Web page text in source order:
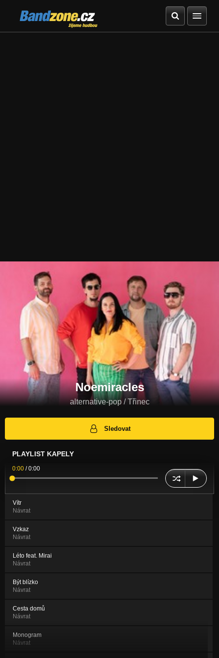
Bandzone.cz
žijeme hudbou
Noemiracles
alternative-pop / Třinec
Sledovat
PLAYLIST KAPELY
0:00 /0:00
Vítr
Návrat
Vzkaz
Návrat
Léto feat. Mirai
Návrat
Být blízko
Návrat
Cesta domů
Návrat
Monogram
Návrat